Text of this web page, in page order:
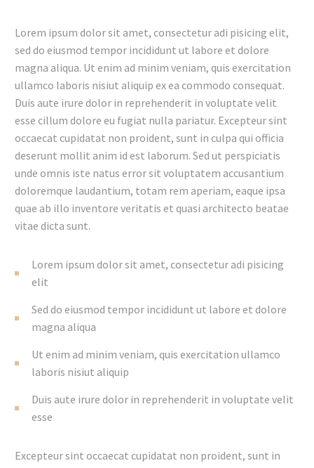
Lorem ipsum dolor sit amet, consectetur adi pisicing elit,
sed do eiusmod tempor incididunt ut labore et dolore
magna aliqua. Ut enim ad minim veniam, quis exercitation
ullamco laboris nisiut aliquip ex ea commodo consequat.
Duis aute irure dolor in reprehenderit in voluptate velit
esse cillum dolore eu fugiat nulla pariatur. Excepteur sint
occaecat cupidatat non proident, sunt in culpa qui officia
deserunt mollit anim id est laborum. Sed ut perspiciatis
unde omnis iste natus error sit voluptatem accusantium
doloremque laudantium, totam rem aperiam, eaque ipsa
quae ab illo inventore veritatis et quasi architecto beatae
vitae dicta sunt.
Lorem ipsum dolor sit amet, consectetur adi pisicing
elit
Sed do eiusmod tempor incididunt ut labore et dolore
magna aliqua
Ut enim ad minim veniam, quis exercitation ullamco
laboris nisiut aliquip
Duis aute irure dolor in reprehenderit in voluptate velit
esse
Excepteur sint occaecat cupidatat non proident, sunt in